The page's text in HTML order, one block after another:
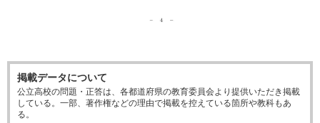
掲載データについて
公立高校の問題・正答は、各都道府県の教育委員会より提供いただき掲載
している。一部、著作権などの理由で掲載を控えている箇所や教科もあ
る。